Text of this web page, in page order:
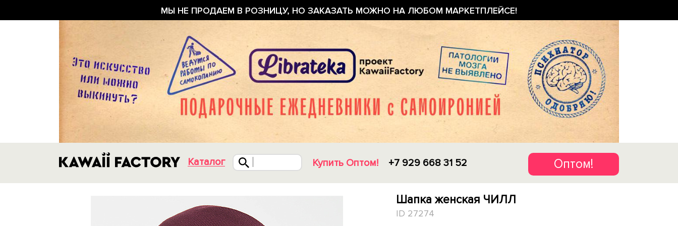
МЫ НЕ ПРОДАЕМ В РОЗНИЦУ, НО ЗАКАЗАТЬ МОЖНО НА ЛЮБОМ МАРКЕТПЛЕЙСЕ!
Каталог Купить Оптом! +7 929 668 31 52 Оптом!
Шапка женская ЧИЛЛ
ID 27274